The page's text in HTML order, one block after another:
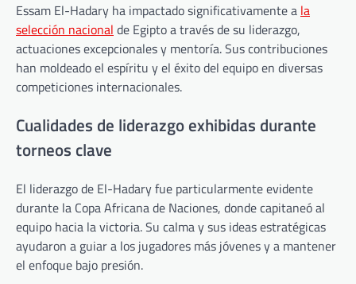
Essam El-Hadary ha impactado significativamente a la
selección nacional de Egipto a través de su liderazgo,
actuaciones excepcionales y mentoría. Sus contribuciones
han moldeado el espíritu y el éxito del equipo en diversas
competiciones internacionales.
Cualidades de liderazgo exhibidas durante
torneos clave
El liderazgo de El-Hadary fue particularmente evidente
durante la Copa Africana de Naciones, donde capitaneó al
equipo hacia la victoria. Su calma y sus ideas estratégicas
ayudaron a guiar a los jugadores más jóvenes y a mantener
el enfoque bajo presión.